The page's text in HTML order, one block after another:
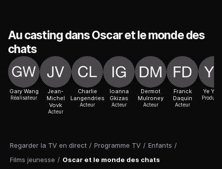
Regarder la TV en direct / Programme TV / Enfants /
Films jeunesse / Oscar et le monde des chats
Au casting dans Oscar et le monde des
chats
Gary Wang
Réalisateur
Jean-
Michel
Vovk
Acteur
Charlie
Langendries
Acteur
Ioanna
Gkizas
Acteur
Dermot
Mulroney
Acteur
Franck
Daquin
Acteur
Ye